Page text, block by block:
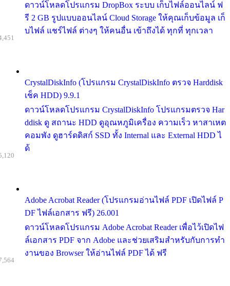
ดาวน์โหลดโปรแกรม DropBox ระบบ เก็บไฟล์ออนไลน์ ฟ
รี 2 GB รูปแบบออนไลน์ Cloud Storage ให้คุณเก็บข้อมูล เก็
บไฟล์ แชร์ไฟล์ ต่างๆ ให้คนอื่น เข้าถึงได้ ทุกที่ ทุกเวลา
CrystalDiskInfo (โปรแกรม CrystalDiskInfo ตรวจ Harddisk
เช็ค HDD) 9.9.1
ดาวน์โหลดโปรแกรม CrystalDiskInfo โปรแกรมตรวจ Har
ddisk ดู สถานะ HDD ดูอุณหภูมิเครื่อง ความเร็ว หาสาเหต
คอมพัง ดูฮาร์ดดิสก์ SSD ทั้ง Internal และ External HDD ไ
ด้
Adobe Acrobat Reader (โปรแกรมอ่านไฟล์ PDF เปิดไฟล์ P
DF ไฟล์เอกสาร ฟรี) 26.001
ดาวน์โหลดโปรแกรม Adobe Acrobat Reader เพื่อไว้เปิดไฟ
ล์เอกสาร PDF จาก Adobe และช่วยเสริมสำหรับกับการทำ
งานของ Browser ให้อ่านไฟล์ PDF ได้ ฟรี